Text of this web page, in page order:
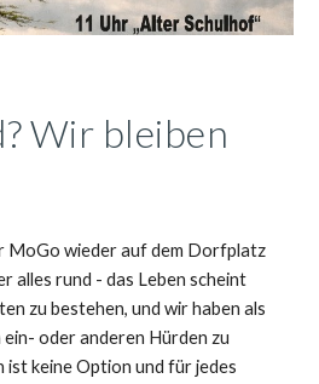
Wir bleiben
MoGo wieder auf dem Dorfplatz
alles rund - das Leben scheint
zu bestehen, und wir haben als
ein- oder anderen Hürden zu
ist keine Option und für jedes